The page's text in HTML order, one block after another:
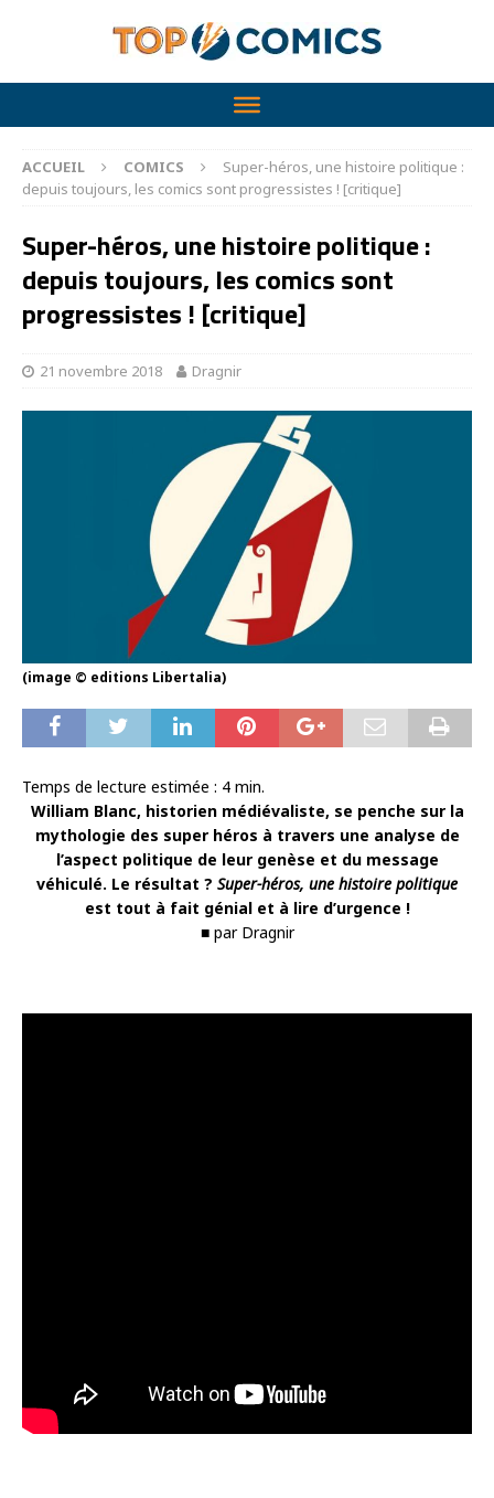
ACCUEIL COMICS
Super-héros, une histoire politique :
depuis toujours, les comics sont progressistes ! [critique]
Super-héros, une histoire politique :
depuis toujours, les comics sont
progressistes ! [critique]
21 novembre 2018 Dragnir
(image © editions Libertalia)
Temps de lecture estimée : 4 min.
William Blanc, historien médiévaliste, se penche sur la
mythologie des super héros à travers une analyse de
l’aspect politique de leur genèse et du message
véhiculé. Le résultat ? Super-héros, une histoire politique
est tout à fait génial et à lire d’urgence !
■ par Dragnir